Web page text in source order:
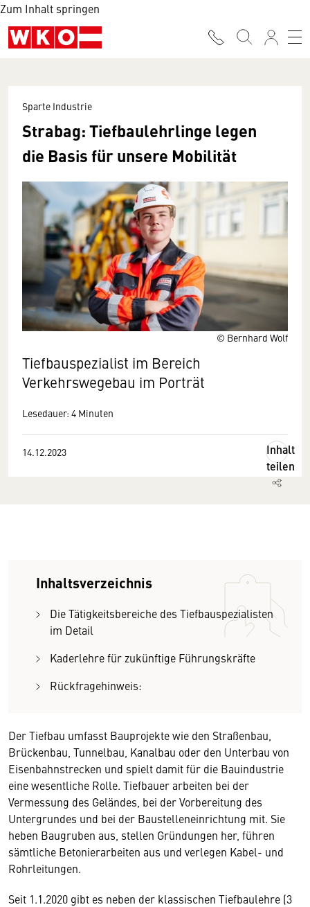
Zum Inhalt springen
© Bernhard Wolf
Sparte Industrie
Strabag: Tiefbaulehrlinge legen
die Basis für unsere Mobilität
Tiefbauspezialist im Bereich
Verkehrswegebau im Porträt
Lesedauer: 4 Minuten
14.12.2023
Inhalt
teilen
Inhaltsverzeichnis
Die Tätigkeitsbereiche des Tiefbauspezialisten
im Detail
Kaderlehre für zukünftige Führungskräfte
Rückfragehinweis:
Der Tiefbau umfasst Bauprojekte wie den Straßenbau,
Brückenbau, Tunnelbau, Kanalbau oder den Unterbau von
Eisenbahnstrecken und spielt damit für die Bauindustrie
eine wesentliche Rolle. Tiefbauer arbeiten bei der
Vermessung des Geländes, bei der Vorbereitung des
Untergrundes und bei der Baustelleneinrichtung mit. Sie
heben Baugruben aus, stellen Gründungen her, führen
sämtliche Betonierarbeiten aus und verlegen Kabel- und
Rohrleitungen.
Seit 1.1.2020 gibt es neben der klassischen Tiefbaulehre (3